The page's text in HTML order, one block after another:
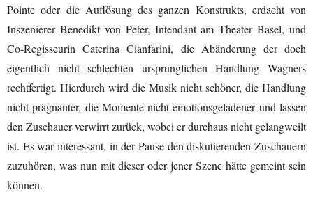
Pointe oder die Auflösung des ganzen Konstrukts, erdacht von
Inszenierer Benedikt von Peter, Intendant am Theater Basel, und
Co-Regisseurin Caterina Cianfarini, die Abänderung der doch
eigentlich nicht schlechten ursprünglichen Handlung Wagners
rechtfertigt. Hierdurch wird die Musik nicht schöner, die Handlung
nicht prägnanter, die Momente nicht emotionsgeladener und lassen
den Zuschauer verwirrt zurück, wobei er durchaus nicht gelangweilt
ist. Es war interessant, in der Pause den diskutierenden Zuschauern
zuzuhören, was nun mit dieser oder jener Szene hätte gemeint sein
können.